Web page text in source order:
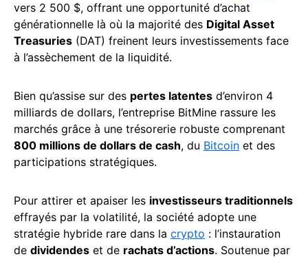
vers 2 500 $, offrant une opportunité d’achat
générationnelle là où la majorité des Digital Asset
Treasuries (DAT) freinent leurs investissements face
à l’assèchement de la liquidité.
Bien qu’assise sur des pertes latentes d’environ 4
milliards de dollars, l’entreprise BitMine rassure les
marchés grâce à une trésorerie robuste comprenant
800 millions de dollars de cash, du Bitcoin et des
participations stratégiques.
Pour attirer et apaiser les investisseurs traditionnels
effrayés par la volatilité, la société adopte une
stratégie hybride rare dans la crypto : l’instauration
de dividendes et de rachats d’actions. Soutenue par